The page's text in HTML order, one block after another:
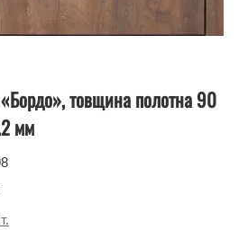
товщина полотна 90
мм